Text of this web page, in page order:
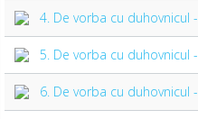
4. De vorba cu duhovnicul
5. De vorba cu duhovnicul
6. De vorba cu duhovnicul